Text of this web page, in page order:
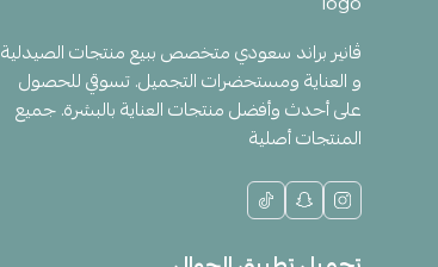
ڤانير براند سعودي متخصص ببيع منتجات الصيدلية
و العناية ومستحضرات التجميل. تسوقي للحصول
على أحدث وأفضل منتجات العناية بالبشرة. جميع
المنتجات أصلية